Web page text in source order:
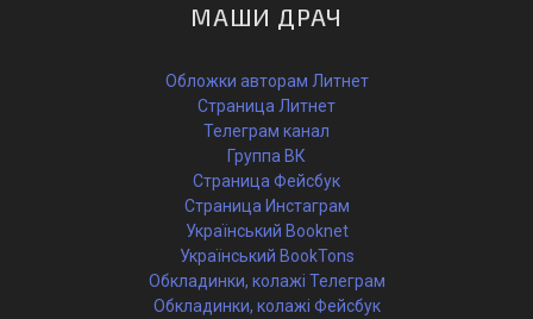
МАШИ ДРАЧ
Обложки авторам Литнет
Страница Литнет
Телеграм канал
Группа ВК
Страница Фейсбук
Страница Инстаграм
Український Booknet
Український BookTons
Обкладинки, колажі Телеграм
Обкладинки, колажі Фейсбук